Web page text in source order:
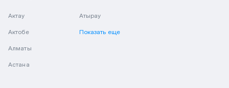
Актау
Актобе
Алматы
Астана
Атырау
Показать еще